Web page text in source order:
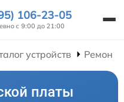
106-23-05
с 9:00 до 21:00
устройств Ремонт
платы